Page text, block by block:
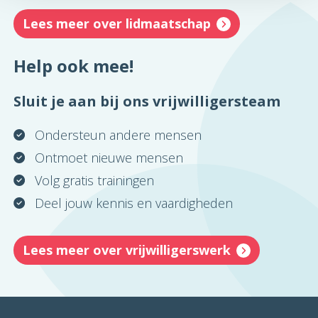
Lees meer over lidmaatschap
Help ook mee!
Sluit je aan bij ons vrijwilligersteam
Ondersteun andere mensen
Ontmoet nieuwe mensen
Volg gratis trainingen
Deel jouw kennis en vaardigheden
Lees meer over vrijwilligerswerk